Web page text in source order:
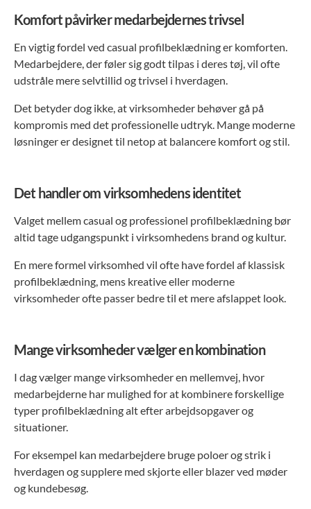
Komfort påvirker medarbejdernes trivsel
En vigtig fordel ved casual profilbeklædning er komforten.
Medarbejdere, der føler sig godt tilpas i deres tøj, vil ofte
udstråle mere selvtillid og trivsel i hverdagen.
Det betyder dog ikke, at virksomheder behøver gå på
kompromis med det professionelle udtryk. Mange moderne
løsninger er designet til netop at balancere komfort og stil.
Det handler om virksomhedens identitet
Valget mellem casual og professionel profilbeklædning bør
altid tage udgangspunkt i virksomhedens brand og kultur.
En mere formel virksomhed vil ofte have fordel af klassisk
profilbeklædning, mens kreative eller moderne
virksomheder ofte passer bedre til et mere afslappet look.
Mange virksomheder vælger en kombination
I dag vælger mange virksomheder en mellemvej, hvor
medarbejderne har mulighed for at kombinere forskellige
typer profilbeklædning alt efter arbejdsopgaver og
situationer.
For eksempel kan medarbejdere bruge poloer og strik i
hverdagen og supplere med skjorte eller blazer ved møder
og kundebesøg.